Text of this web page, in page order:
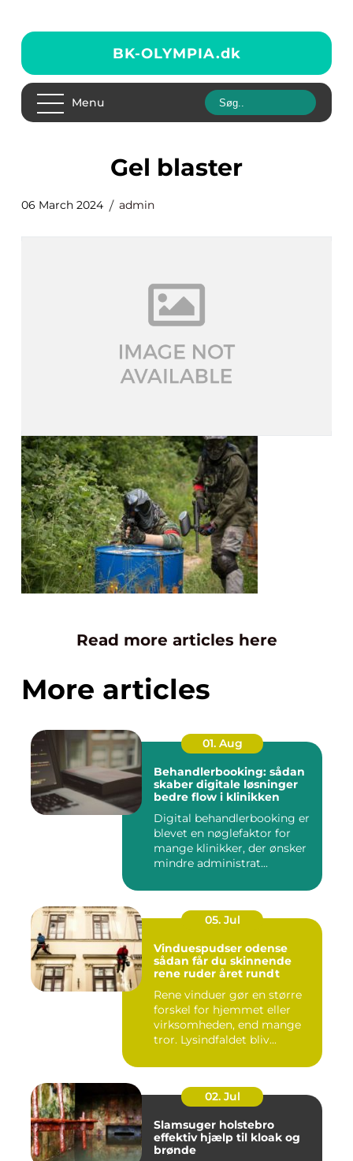
BK-OLYMPIA.dk
Menu
gel blaster
06 March 2024 admin
Read more articles here
More articles
01. Aug
Behandlerbooking: sådan
skaber digitale løsninger
bedre flow i klinikken
Digital behandlerbooking er
blevet en nøglefaktor for
mange klinikker, der ønsker
mindre administrat...
05. Jul
Vinduespudser odense
sådan får du skinnende
rene ruder året rundt
Rene vinduer gør en større
forskel for hjemmet eller
virksomheden, end mange
tror. Lysindfaldet bliv...
02. Jul
Slamsuger holstebro
effektiv hjælp til kloak og
brønde